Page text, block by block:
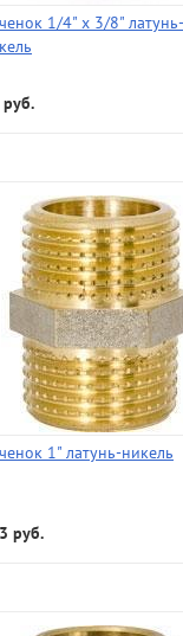
1/4" х 3/8" латунь-
1" латунь-никель
руб.